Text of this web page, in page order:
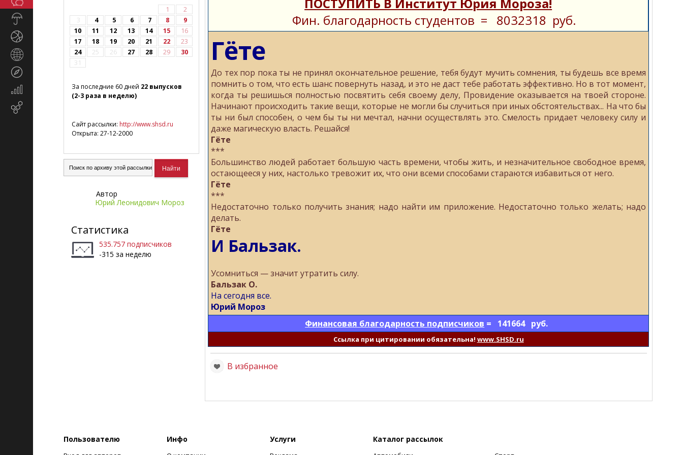
Экономика
1
2
3
4 5 6 7 8
9
10
11 12 13 14 15
16
17
18 19 20 21 22
23
24
25 26 27 28 29
30
31
За последние 60 дней 22 выпусков
(2-3 раза в неделю)
Сайт рассылки: http://www.shsd.ru
Открыта: 27-12-2000
Автор
Юрий Леонидович Мороз
Статистика
535.757 подписчиков
-315 за неделю
Фин. благодарность студентов = 8032318 руб.
Гёте
До тех пор пока ты не принял окончательное решение, тебя будут мучить сомнения, ты будешь все время
помнить о том, что есть шанс повернуть назад, и это не даст тебе работать эффективно. Но в тот момент,
когда ты решишься полностью посвятить себя своему делу, Провидение оказывается на твоей стороне.
Начинают происходить такие вещи, которые не могли бы случиться при иных обстоятельствах... На что бы
ты ни был способен, о чем бы ты ни мечтал, начни осуществлять это. Смелость придает человеку силу и
даже магическую власть. Решайся!
Гёте
***
Большинство людей работает большую часть времени, чтобы жить, и незначительное свободное время,
остающееся у них, настолько тревожит их, что они всеми способами стараются избавиться от него.
Гёте
***
Недостаточно только получить знания; надо найти им приложение. Недостаточно только желать; надо
делать.
Гёте
И Бальзак.
Усомниться — значит утратить силу.
Бальзак О.
На сегодня все.
Юрий Мороз
Финансовая благодарность подписчиков = 141664 руб.
Cсылка при цитировании обязательна! www.SHSD.ru
В избранное
Пользователю Инфо Услуги Каталог рассылок